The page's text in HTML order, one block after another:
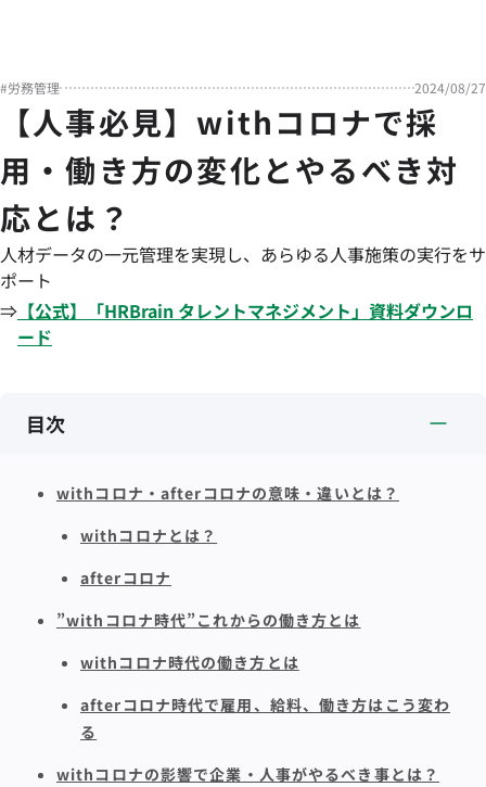
#労務管理 2024/08/27
【人事必見】withコロナで採
用・働き方の変化とやるべき対
応とは？
人材データの一元管理を実現し、あらゆる人事施策の実行をサ
ポート
⇒ 【公式】「HRBrain タレントマネジメント」資料ダウンロ
ード
目次
withコロナ・afterコロナの意味・違いとは？
withコロナとは？
afterコロナ
”withコロナ時代”これからの働き方とは
withコロナ時代の働き方とは
afterコロナ時代で雇用、給料、働き方はこう変わ
る
withコロナの影響で企業・人事がやるべき事とは？